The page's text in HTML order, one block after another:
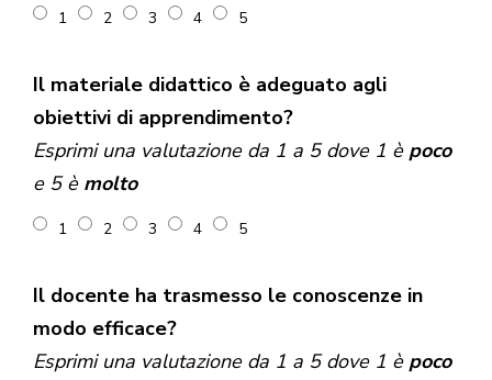
1 2 3 4 5
Il materiale didattico è adeguato agli
obiettivi di apprendimento?
Esprimi una valutazione da 1 a 5 dove 1 è poco
e 5 è molto
1 2 3 4 5
Il docente ha trasmesso le conoscenze in
modo efficace?
Esprimi una valutazione da 1 a 5 dove 1 è poco